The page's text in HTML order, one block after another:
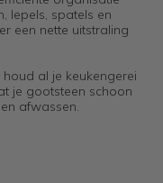
lepels, spatels en
een nette uitstraling
al je keukengerei
je gootsteen schoon
afwassen.